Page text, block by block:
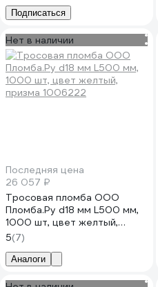
Подписаться
Нет в наличии
Последняя цена
26 057 ₽
Тросовая пломба ООО
Пломба.Ру d18 мм L500 мм,
1000 шт, цвет желтый,
призма 1006222
5(7)
Аналоги